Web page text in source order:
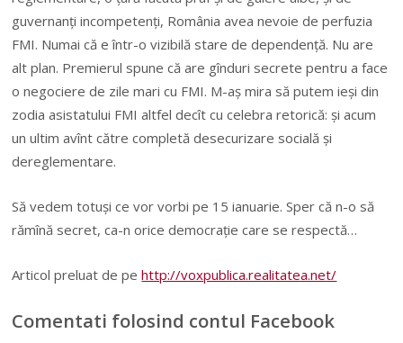
guvernanţi incompetenţi, România avea nevoie de perfuzia
FMI. Numai că e într-o vizibilă stare de dependenţă. Nu are
alt plan. Premierul spune că are gînduri secrete pentru a face
o negociere de zile mari cu FMI. M-aş mira să putem ieşi din
zodia asistatului FMI altfel decît cu celebra retorică: şi acum
un ultim avînt către completă desecurizare socială şi
dereglementare.
Să vedem totuşi ce vor vorbi pe 15 ianuarie. Sper că n-o să
rămînă secret, ca-n orice democraţie care se respectă…
Articol preluat de pehttp://voxpublica.realitatea.net/
Comentati folosind contul Facebook